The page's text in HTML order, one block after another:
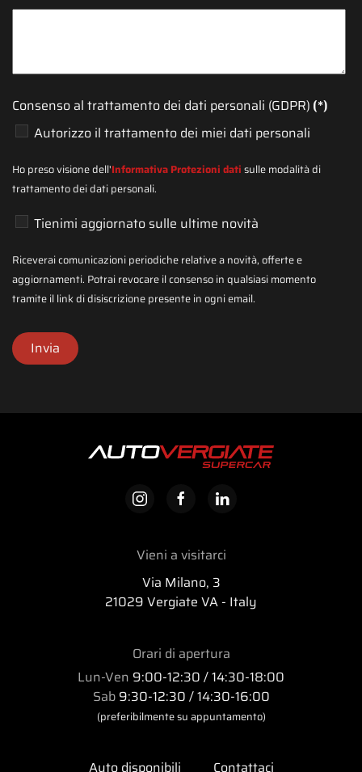
Consenso al trattamento dei dati personali (GDPR) (*)
Autorizzo il trattamento dei miei dati personali
Ho preso visione dell'Informativa Protezioni datisulle modalità di
trattamento dei dati personali.
Tienimi aggiornato sulle ultime novità
Riceverai comunicazioni periodiche relative a novità, offerte e
aggiornamenti. Potrai revocare il consenso in qualsiasi momento
tramite il link di disiscrizione presente in ogni email.
Invia
Vieni a visitarci
Via Milano, 3
21029 Vergiate VA - Italy
Orari di apertura
Lun-Ven 9:00-12:30 / 14:30-18:00
Sab9:30-12:30 / 14:30-16:00
(preferibilmente su appuntamento)
Auto disponibili Contattaci